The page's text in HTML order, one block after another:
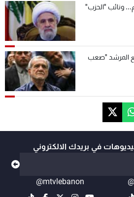
ونائب "الحزب"
مع المرشد "صعب
في بريدك الالكتروني
@mtvlebanon